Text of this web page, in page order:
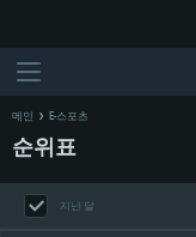
메인 E-스포츠
순위표
지난 달